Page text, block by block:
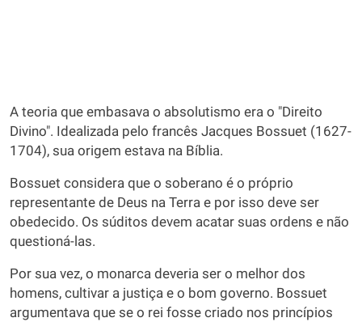
A teoria que embasava o absolutismo era o "Direito
Divino". Idealizada pelo francês Jacques Bossuet (1627-
1704), sua origem estava na Bíblia.
Bossuet considera que o soberano é o próprio
representante de Deus na Terra e por isso deve ser
obedecido. Os súditos devem acatar suas ordens e não
questioná-las.
Por sua vez, o monarca deveria ser o melhor dos
homens, cultivar a justiça e o bom governo. Bossuet
argumentava que se o rei fosse criado nos princípios